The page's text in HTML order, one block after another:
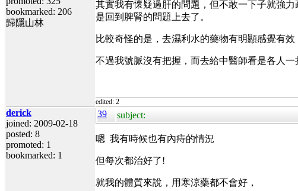
bookmarked: 206
歸隱山林
其實我有懷疑過肝的問題，但不敢一下子就強
是回到脾腎的問題上去了。
比較奇怪的是，去濕利水的藥物有明顯感覺有效
不過我號脈沒有把握，而去給中醫師看是各人
edited: 2
derick
joined: 2009-02-18
posted: 8
promoted: 1
bookmarked: 1
39 subject:
嗯 我有時候也有內痔的情況
但每次都治好了!
就我的體質來說，用寒涼藥都不會好，